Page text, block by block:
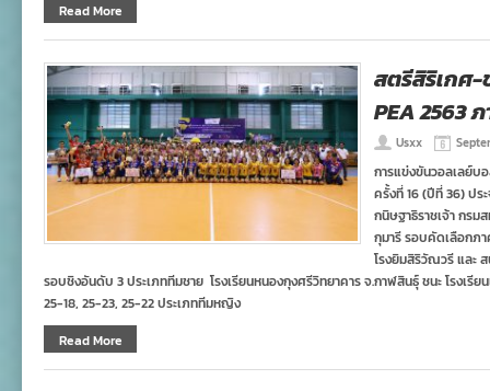
Read More
สตรีสิริเกศ-
PEA 2563
Usxx
การแข่งขันวอลเลย์บ
ครั้งที่ 16 (ปีที่ 36) ปร
กนิษฐาธิราชเจ้า กรม
กุมารี รอบคัดเลือกภา
โรงยิมสิริวัณวรี และ
รอบชิงอันดับ 3 ประเภททีมชาย โรงเรีย​นหนองกุงศรี​วิทยาคาร​ จ.กาฬสินธุ์ ชนะ โรงเรี
25-18, 25-23, 25-22 ประเภททีมหญิง
Read More